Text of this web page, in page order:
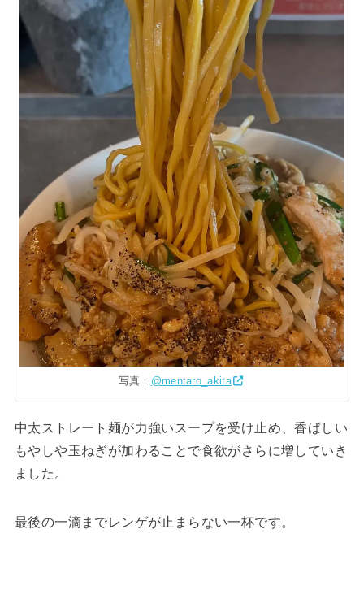
写真： @mentaro_akita
中太ストレート麺が力強いスープを受け止め、香ばしい
もやしや玉ねぎが加わることで食欲がさらに増していき
ました。
最後の一滴までレンゲが止まらない一杯です。